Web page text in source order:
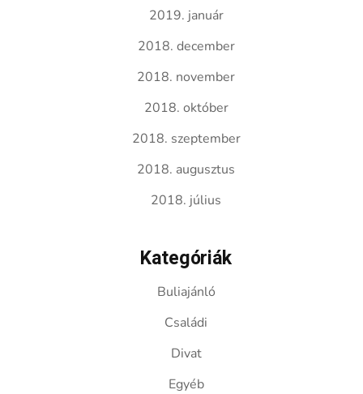
2019. január
2018. december
2018. november
2018. október
2018. szeptember
2018. augusztus
2018. július
Kategóriák
Buliajánló
Családi
Divat
Egyéb